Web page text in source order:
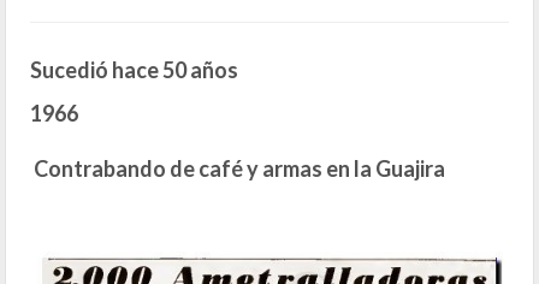
Sucedió hace 50 años
1966
Contrabando de café y armas en la Guajira